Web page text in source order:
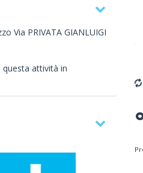
Via PRIVATA GIANLUIGI
attività in